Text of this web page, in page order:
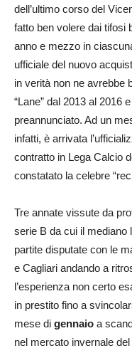
dell’ultimo corso del
fatto ben volere dai tifosi
anno e mezzo in
ufficiale del nuovo
in verità non ne avrebbe
“Lane” dal 2013 al 2016
preannunciato. Ad un
infatti, è arrivata
contratto in Lega Calcio
constatato la celebre
Tre annate vissute da
serie B da cui il mediano
partite disputate con le
e Cagliari andando a
l’esperienza non certo
in prestito fino a
mese di gennaio a
nel mercato invernale